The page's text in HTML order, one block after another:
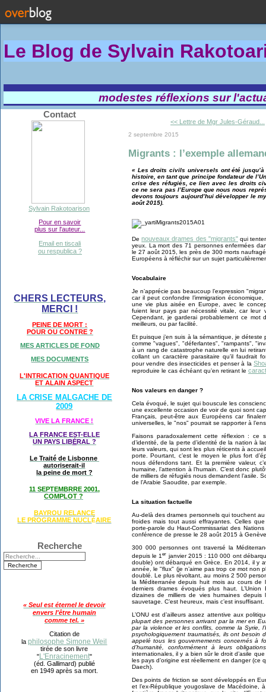
Le Blog de Sylvain Rakotoa
modestes réflexions sur
Contact
Sylvain Rakotoarison
Pour en savoir
plus sur l'auteur...
Email en tiscali
ou respublica ?
CHERS LECTEURS,
MERCI !
PEINE DE MORT :
POUR OU CONTRE ?
MES ARTICLES DE FOND
MES DOCUMENTS
L'INTRICATION QUANTIQUE
ET ALAIN ASPECT
LA CRISE MALGACHE DE
2009
VIVE LA FRANCE !
LA FRANCE EST-ELLE
UN PAYS LIBÉRAL ?
Le Traité de Lisbonne
autoriserait-il
la peine de mort ?
11 SEPTEMBRRE 2001,
COMPLOT ?
BAYROU RELANCE
LE PROGRAMME NUCLÉAIRE
Recherche
« Seul est éternel le devoir
envers l'être humain
comme tel. »
Citation de
laphilosophe Simone Weil
tirée de son livre
"L'Enracinement"
(éd. Gallimard) publié
en 1949 après sa mort.
<< Lettre de Mgr Jules-Géraud...
2 septembre 2015
Migrants : l’exemple
« Les droits civils universels ont été
histoire, en tant que principe fondateur de
crise des réfugiés, ce lien avec les droits
ce ne sera pas l’Europe que nous nous
devons toujours aujourd’hui développer le
août 2015).
Denouveaux drames des "migrants" qui
yeux. La mort des 71 personnes enfermées
le 27 août 2015, les près de 300 morts
Européens à réfléchir sur un sujet
Vocabulaire
Je n’apprécie pas beaucoup l’expression
car il peut confondre l’immigration
une vie plus aisée en Europe, avec le
fuient leur pays par nécessité vitale, car leur
Cependant, je garderai probablement ce mot
meilleurs, ou par facilité.
Et puisque j’en suis à la sémantique, je déteste
comme "vagues", "déferlantes", "rampants",
à un rang de catastrophe naturelle en lui
collant un caractère parasitaire qu’il faudrait
pour vendre des insecticides et penser à la
reproduire le cas échéant qu’en retirant le
Nos valeurs en danger ?
Cela évoqué, le sujet qui bouscule les
une excellente occasion de voir de quoi sont
Français, peut-être aux Européens car
universelles, le "nos" pourrait se rapporter à
Faisons paradoxalement cette réflexion :
d’identité, de la perte d’identité de la nation à
leurs valeurs, qui sont les plus réticents à
porte. Pourtant, c’est le moyen le plus fort
nous défendons tant. Et la première valeur,
humaine, l’attention à l’humain. C’est donc
de milliers de réfugiés nous demandent l’asile.
de l’Arabie Saoudite, par exemple.
La situation factuelle
Au-delà des drames personnels qui touchent
froides mais tout aussi effrayantes. Celles
porte-parole du Haut-Commissariat des
conférence de presse le 28 août 2015 à
300 000 personnes ont traversé la
depuis le 1er janvier 2015 : 110 000 ont
double) ont débarqué en Grèce. En 2014, il y
année, le "flux" (je n’aime pas trop ce mot non
doublé. Le plus révoltant, au moins 2 500
la Méditerranée depuis huit mois au cours
derniers drames évoqués plus haut.
dizaines de milliers de vies humaines
sauvetage. C’est heureux, mais c’est insuffisant.
L’ONU est d’ailleurs assez attentive aux
plupart des personnes arrivant par la mer en
par la violence et les conflits, comme la Syrie,
psychologiquement traumatisés, ils ont besoin
appelé tous les gouvernements concernés à
d’humanité, conformément à leurs
internationales, il y a bien sûr le droit d’asile
les pays d’origine est réellement en danger (ce
Daech).
Des points de friction se sont développés en
et l’ex-République yougoslave de